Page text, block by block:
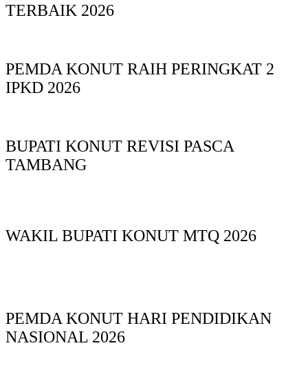
TERBAIK 2026
PEMDA KONUT RAIH PERINGKAT 2
IPKD 2026
BUPATI KONUT REVISI PASCA
TAMBANG
WAKIL BUPATI KONUT MTQ 2026
PEMDA KONUT HARI PENDIDIKAN
NASIONAL 2026